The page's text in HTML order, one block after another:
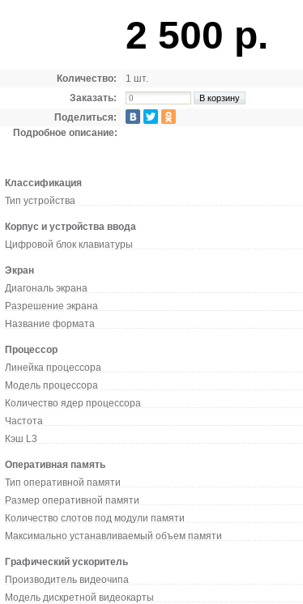
2 500 р.
Количество:
1 шт.
Заказать:
Поделиться:
Подробное описание:
Классификация
Тип устройства
Корпус и устройства ввода
Цифровой блок клавиатуры
Экран
Диагональ экрана
Разрешение экрана
Название формата
Процессор
Линейка процессора
Модель процессора
Количество ядер процессора
Частота
Кэш L3
Оперативная память
Тип оперативной памяти
Размер оперативной памяти
Количество слотов под модули памяти
Максимально устанавливаемый объем памяти
Графический ускоритель
Производитель видеочипа
Модель дискретной видеокарты